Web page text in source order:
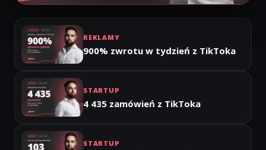
REKLAMY
900% zwrotu w tydzień z TikToka
STARTUP
4 435 zamówień z TikToka
STARTUP